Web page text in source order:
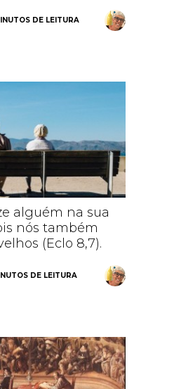
DE LEITURA
alguém na sua
nós também
(Eclo 8,7).
DE LEITURA